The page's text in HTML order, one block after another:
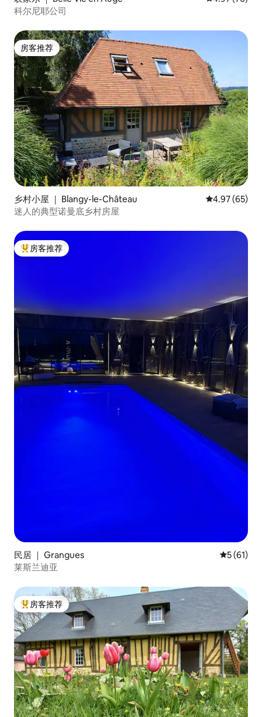
科尔尼耶公司
房客推荐
房客推荐
乡村小屋 ｜ Blangy-le-Château 平均评分
4.97 (65)
迷人的典型诺曼底乡村房屋
热门「房客推荐」
房客推荐
民居 ｜ Grangues 平均评分
5 (61)
莱斯兰迪亚
热门「房客推荐」
房客推荐